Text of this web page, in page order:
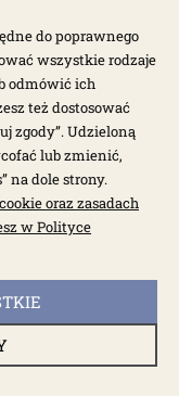
do poprawnego
wszystkie rodzaje
odmówić ich
też dostosować
zgody”. Udzieloną
lub zmienić,
na dole strony.
oraz zasadach
w Polityce